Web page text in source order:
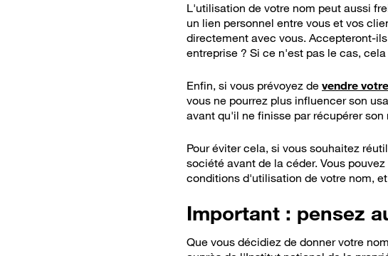
Bon à savoir
L'utilisation de votre nom peut aussi
un lien personnel entre vous et vos
directement avec vous. Accepteront-
entreprise ? Si ce n'est pas le cas,
Enfin, si vous prévoyez de vendre
vous ne pourrez plus influencer son
avant qu'il ne finisse par récupérer son
Pour éviter cela, si vous souhaitez
société avant de la céder. Vous
conditions d'utilisation de votre nom,
Important : pensez
Que vous décidiez de donner votre